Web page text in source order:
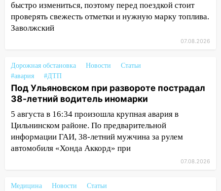
11:20 Ульяновская шахматистка
Валерия Клейменова выиграла два
доску декабристу Кондратию Рылееву
10:40 В Ульяновске спасатели ночью
нашли потерявшегося в заброшенных
садах 79-летнего мужчину
10:26 На нескольких улицах Ульяновска
временно отключили холодную воду
В Ульяновске двоих участников
быстро измениться, поэтому перед поездкой стоит
проверять свежесть отметки и нужную марку топлива.
Заволжский
07.08.2026
Дорожная обстановка Новости
Статьи
#авария
#ДТП
Под Ульяновском при развороте пострадал
38-летний водитель иномарки
5 августа в 16:34 произошла крупная авария в
Цильнинском районе. По предварительной
информации ГАИ, 38-летний мужчина за рулем
автомобиля «Хонда Аккорд» при
07.08.2026
Медицина Новости Статьи